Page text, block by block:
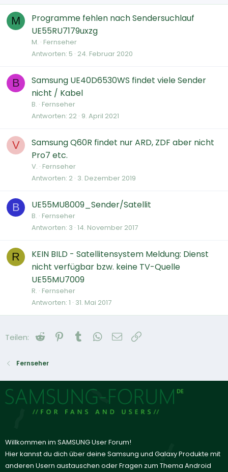
M
Programme fehlen nach Sendersuchlauf
UE55RU7179uxzg
M. Fernseher
Antworten 5 24. Februar 2020
B
Samsung UE40D6530WS findet viele Sender
nicht / Kabel
B. Fernseher
Antworten 22 9. April 2021
V
Samsung Q60R findet nur ARD, ZDF aber nicht
Pro7 etc.
V. Fernseher
Antworten 2 3. Dezember 2019
B UE55MU8009_Sender/Satellit
B. Fernseher
Antworten 3 14. November 2017
R
KEIN BILD - Satellitensystem Meldung: Dienst
nicht verfügbar bzw. keine TV-Quelle
UE55MU7009
R. Fernseher
Antworten 1 31. Mai 2017
Teilen: Reddit Pinterest
Tumblr WhatsApp
E-Mail
Fernseher
Willkommen im SAMSUNG User Forum!
Hier kannst du dich über deine Samsung und Galaxy Produkte mit
anderen Usern austauschen oder Fragen zum Thema Android